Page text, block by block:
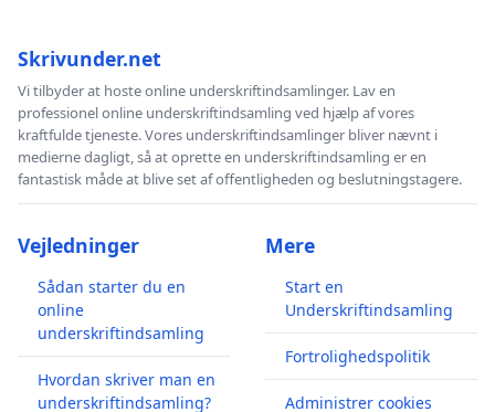
Skrivunder.net
Vi tilbyder at hoste online underskriftindsamlinger. Lav en
professionel online underskriftindsamling ved hjælp af vores
kraftfulde tjeneste. Vores underskriftindsamlinger bliver nævnt i
medierne dagligt, så at oprette en underskriftindsamling er en
fantastisk måde at blive set af offentligheden og beslutningstagere.
Vejledninger
Sådan starter du en
online
underskriftindsamling
Hvordan skriver man en
underskriftindsamling?
Mere
Start en
Underskriftindsamling
Fortrolighedspolitik
Administrer cookies